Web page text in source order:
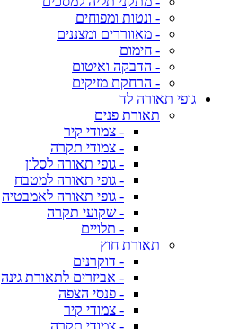
- ונטות ומפוחים
- מאווררים ומצננים
- חימום
- הדבקה ואיטום
- הרחקת מזיקים
גופי תאורה לד
תאורת פנים
- צמודי קיר
- צמודי תקרה
- גופי תאורה לסלון
- גופי תאורה למטבח
- גופי תאורה לאמבטיה
- שקועי תקרה
- תלויים
תאורת חוץ
- דוקרנים
- אביזרים לתאורת גינה
- פנסי הצפה
- צמודי קיר
- צמודי תקרה